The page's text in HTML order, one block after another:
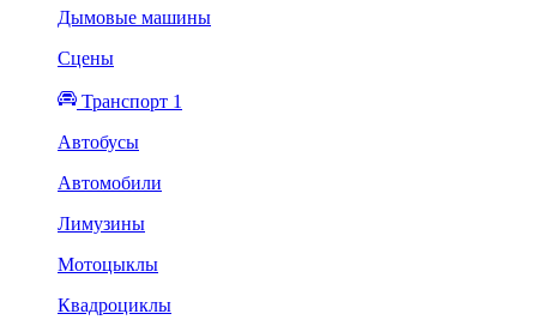
Дымовые машины
Сцены
Транспорт 1
Автобусы
Автомобили
Лимузины
Мотоцыклы
Квадроциклы